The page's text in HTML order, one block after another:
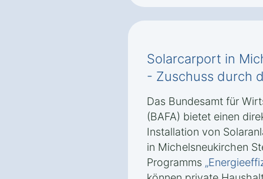
Solarcarport in
- Zuschuss durch
Das Bundesamt für
(BAFA) bietet einen
Installation von
in Michelsneukirchen
Programms